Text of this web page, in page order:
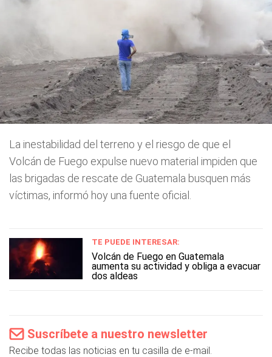
La inestabilidad del terreno y el riesgo de que el
Volcán de Fuego expulse nuevo material impiden que
las brigadas de rescate de Guatemala busquen más
víctimas, informó hoy una fuente oficial.
TE PUEDE INTERESAR:
Volcán de Fuego en Guatemala
aumenta su actividad y obliga a evacuar
dos aldeas
Suscríbete a nuestro newsletter
Recibe todas las noticias en tu casilla de e-mail.